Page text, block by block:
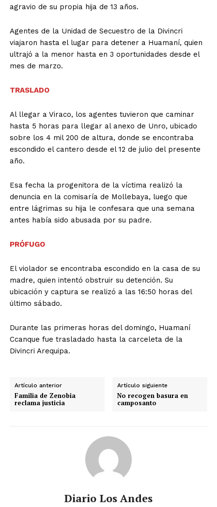
agravio de su propia hija de 13 años.
Agentes de la Unidad de Secuestro de la Divincri
viajaron hasta el lugar para detener a Huamaní, quien
ultrajó a la menor hasta en 3 oportunidades desde el
mes de marzo.
TRASLADO
Al llegar a Viraco, los agentes tuvieron que caminar
hasta 5 horas para llegar al anexo de Unro, ubicado
sobre los 4 mil 200 de altura, donde se encontraba
escondido el cantero desde el 12 de julio del presente
año.
Esa fecha la progenitora de la víctima realizó la
denuncia en la comisaría de Mollebaya, luego que
entre lágrimas su hija le confesara que una semana
antes había sido abusada por su padre.
PRÓFUGO
El violador se encontraba escondido en la casa de su
madre, quien intentó obstruir su detención. Su
ubicación y captura se realizó a las 16:50 horas del
último sábado.
Durante las primeras horas del domingo, Huamaní
Ccanque fue trasladado hasta la carceleta de la
Divincri Arequipa.
Artículo anterior
Familia de Zenobia
reclama justicia
Artículo siguiente
No recogen basura en
camposanto
Diario Los Andes